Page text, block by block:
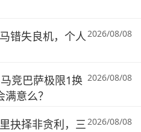
错失良机，个人2026/08/08
竞巴萨极限1换
意么？
2026/08/08
抉择非贪利，三2026/08/08